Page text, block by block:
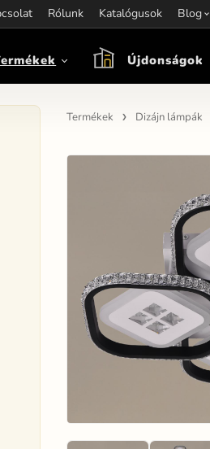
Rólunk Katalógusok Blog
Kapcsolat:+421 907 263 473Munkaidő:
Újdonságok
Termékek Dizájn lámpák